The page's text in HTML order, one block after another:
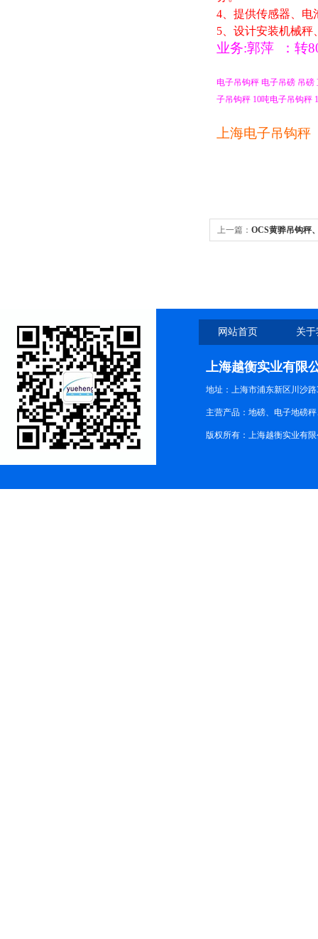
4 、提供传感器、
5 、设计安装机械
业务:郭萍 ： 转
电子吊钩秤 电子吊磅 吊磅
子吊钩秤 10吨电子吊钩秤
上海电子吊钩秤
上一篇： OCS黄骅吊钩秤
网站首页 关
上海越衡实业有限
地址：上海市浦东新区川沙路
主营产品：地磅、电子地磅
版权所有：上海越衡实业有